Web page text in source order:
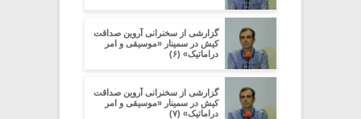
گزارشی از سخنرانی آروین صداقت
کیش در سمینار «موسیقی و امر
دراماتیک» (۶)
گزارشی از سخنرانی آروین صداقت
کیش در سمینار «موسیقی و امر
دراماتیک» (۷)